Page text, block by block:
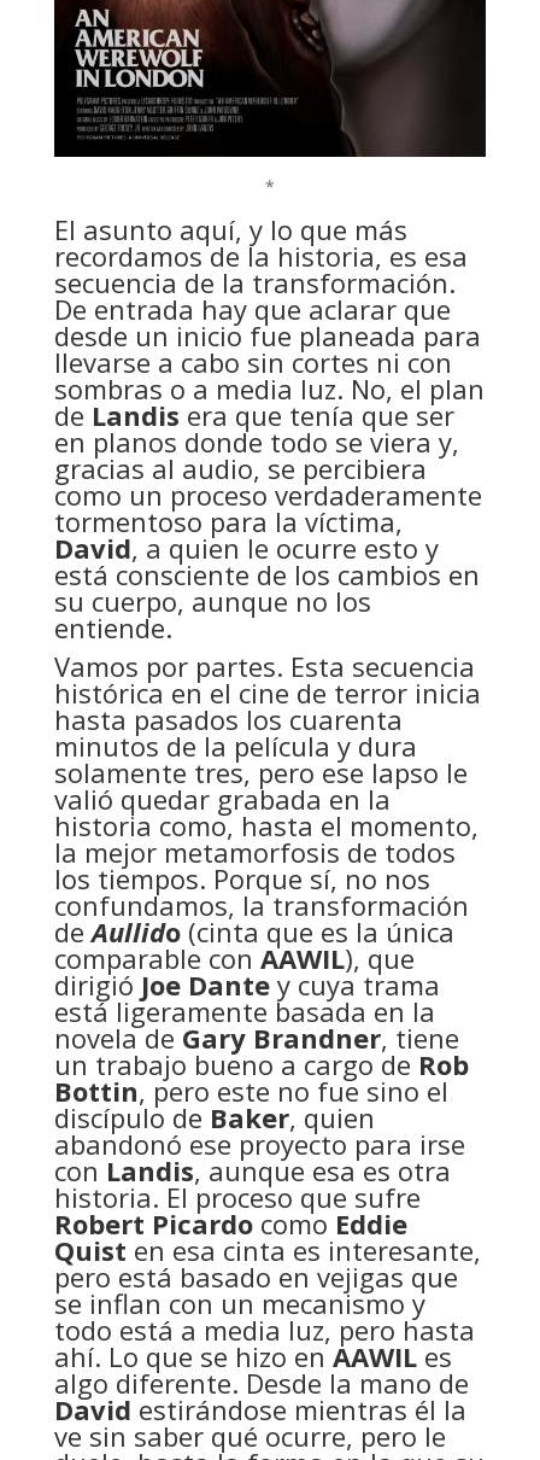
*
El asunto aquí, y lo que más
recordamos de la historia, es esa
secuencia de la transformación.
De entrada hay que aclarar que
desde un inicio fue planeada para
llevarse a cabo sin cortes ni con
sombras o a media luz. No, el plan
de Landis era que tenía que ser
en planos donde todo se viera y,
gracias al audio, se percibiera
como un proceso verdaderamente
tormentoso para la víctima,
David, a quien le ocurre esto y
está consciente de los cambios en
su cuerpo, aunque no los
entiende.
Vamos por partes. Esta secuencia
histórica en el cine de terror inicia
hasta pasados los cuarenta
minutos de la película y dura
solamente tres, pero ese lapso le
valió quedar grabada en la
historia como, hasta el momento,
la mejor metamorfosis de todos
los tiempos. Porque sí, no nos
confundamos, la transformación
deAullido(cinta que es la única
comparable con AAWIL), que
dirigió Joe Dantey cuya trama
está ligeramente basada en la
novela de Gary Brandner, tiene
un trabajo bueno a cargo de Rob
Bottin, pero este no fue sino el
discípulo de Baker, quien
abandonó ese proyecto para irse
con Landis, aunque esa es otra
historia. El proceso que sufre
Robert Picardocomo Eddie
Quist en esa cinta es interesante,
pero está basado en vejigas que
se inflan con un mecanismo y
todo está a media luz, pero hasta
ahí. Lo que se hizo enAAWILes
algo diferente. Desde la mano de
David estirándose mientras él la
ve sin saber qué ocurre, pero le